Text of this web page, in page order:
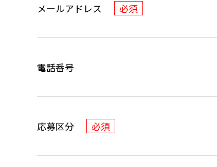
メールアドレス 必須
電話番号
応募区分 必須